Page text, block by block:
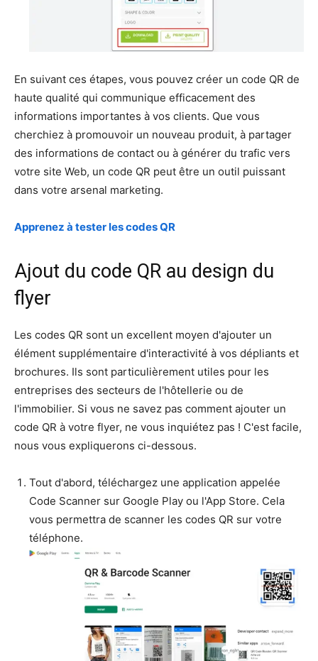
En suivant ces étapes, vous pouvez créer un code QR de
haute qualité qui communique efficacement des
informations importantes à vos clients. Que vous
cherchiez à promouvoir un nouveau produit, à partager
des informations de contact ou à générer du trafic vers
votre site Web, un code QR peut être un outil puissant
dans votre arsenal marketing.
Apprenez à tester les codes QR
Ajout du code QR au design du
flyer
Les codes QR sont un excellent moyen d'ajouter un
élément supplémentaire d'interactivité à vos dépliants et
brochures. Ils sont particulièrement utiles pour les
entreprises des secteurs de l'hôtellerie ou de
l'immobilier. Si vous ne savez pas comment ajouter un
code QR à votre flyer, ne vous inquiétez pas ! C'est facile,
nous vous expliquerons ci-dessous.
Tout d'abord, téléchargez une application appelée
Code Scanner sur Google Play ou l'App Store. Cela
vous permettra de scanner les codes QR sur votre
téléphone.